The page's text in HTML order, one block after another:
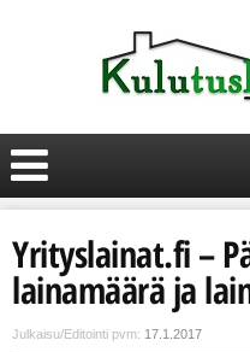
Yrityslainat.fi –
lainamäärä ja
Julkaisu/Editointi pvm: 17.1.2017